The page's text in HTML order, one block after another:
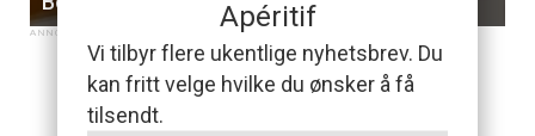
Apéritif
Vi tilbyr flere ukentlige nyhetsbrev. Du
kan fritt velge hvilke du ønsker å få
tilsendt.